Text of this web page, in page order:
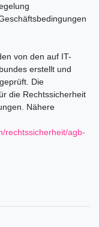
von den auf IT-
erstellt und
Die
die Rechtssicherheit
Nähere
rechtssicherheit/agb-